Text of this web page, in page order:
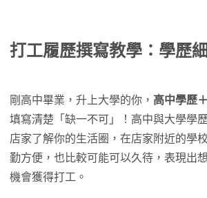
打工履歷撰寫教學：學歷
剛高中畢業，升上大學的你， 高中學歷
填寫清楚「缺一不可」！高中與大學學
店家了解你的生活圈，在店家附近的學
勤方便，也比較可能可以久待，表現出
機會獲得打工。